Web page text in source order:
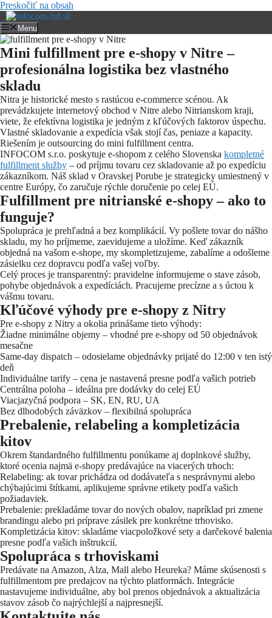
Preskočiť na obsah
Menu
Mini fulfillment pre e-shopy v Nitre –
profesionálna logistika bez vlastného
skladu
Nitra je historické mesto s rastúcou e-commerce scénou. Ak
prevádzkujete internetový obchod v Nitre alebo Nitrianskom kraji,
viete, že efektívna logistika je jedným z kľúčových faktorov úspechu.
Vlastné skladovanie a expedícia však stojí čas, peniaze a kapacity.
Riešením je outsourcing do mini fulfillment centra.
INFOCOM s.r.o. poskytuje e-shopom z celého Slovenska kompletné
fulfillment služby – od príjmu tovaru cez skladovanie až po expedíciu
zákazníkom. Náš sklad v Oravskej Porube je strategicky umiestnený v
centre Európy, čo zaručuje rýchle doručenie po celej EÚ.
Fulfillment pre nitrianské e-shopy – ako to
funguje?
Spolupráca je prehľadná a bez komplikácií. Vy pošlete tovar do nášho
skladu, my ho príjmeme, zaevidujeme a uložíme. Keď zákazník
objedná na vašom e-shope, my skompletizujeme, zabalíme a odošleme
zásielku cez dopravcu podľa vašej voľby.
Celý proces je transparentný: pravidelne informujeme o stave zásob,
pohybe objednávok a expedíciách. Pracujeme precízne a s úctou k
vášmu tovaru.
Kľúčové výhody pre e-shopy z Nitry
Pre e-shopy z Nitry a okolia prinášame tieto výhody:
Žiadne minimálne objemy – vhodné pre e-shopy od 50 objednávok
mesačne
Same-day dispatch – odosielame objednávky prijaté do 12:00 v ten istý
deň
Individuálne tarify – cena je nastavená presne podľa vašich potrieb
Centrálna poloha – ideálna pre dodávky do celej EÚ
Viacjazyčná podpora – SK, EN, RU, UA
Bez dlhodobých záväzkov – flexibilná spolupráca
Prebalenie, relabeling a kompletizácia
kitov
Okrem štandardného fulfillmentu ponúkame aj doplnkové služby,
ktoré ocenia najmä e-shopy predávajúce na viacerých trhoch:
Relabeling: ak tovar prichádza od dodávateľa s nesprávnymi alebo
chýbajúcimi štítkami, aplikujeme správne etikety podľa vašich
požiadaviek.
Prebalenie: prekladáme tovar do nových obalov, napríklad pri zmene
brandingu alebo pri príprave zásilek pre konkrétne trhovisko.
Kompletizácia kitov: skladáme viacpoložkové sety a darčekové balenia
presne podľa vašich inštrukcií.
Spolupráca s trhoviskami
Predávate na Amazon, Alza, Mall alebo Heureka? Máme skúsenosti s
fulfillmentom pre predajcov na týchto platformách. Integrácie
nastavujeme individuálne, aby bol prenos objednávok a aktualizácia
stavov zásob čo najrýchlejší a najpresnejší.